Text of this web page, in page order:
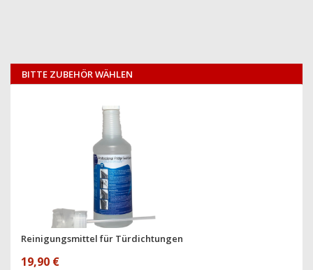
BITTE ZUBEHÖR WÄHLEN
Reinigungsmittel für Türdichtungen
19,90 €